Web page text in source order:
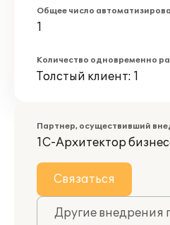
Общее число
1
Количество одновременно
Толстый клиент: 1
Партнер, осуществивший
1С-Архитектор
Связаться
Другие внедрения